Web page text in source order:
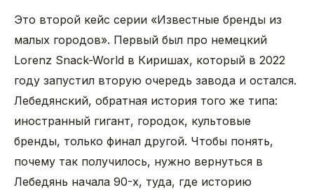
Это второй кейс серии «Известные бренды из
малых городов». Первый был про немецкий
Lorenz Snack-World в Киришах, который в 2022
году запустил вторую очередь завода и остался.
Лебедянский, обратная история того же типа:
иностранный гигант, городок, культовые
бренды, только финал другой. Чтобы понять,
почему так получилось, нужно вернуться в
Лебедянь начала 90-х, туда, где историю